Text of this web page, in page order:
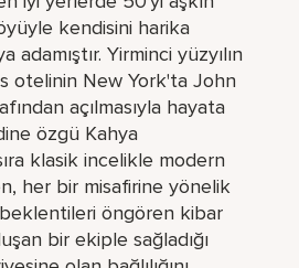
kendisini harika
adamıştır. Yirminci yüzyılın
otelinin New York'ta John
açılmasıyla hayata
özgü Kahya
klasik incelikle modern
her bir misafirine yönelik
öngören kibar
bir ekiple sağladığı